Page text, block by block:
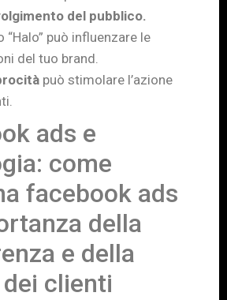
del pubblico.
“Halo” può influenzare le
del tuo brand.
può stimolare l’azione
ads e
come
facebook ads
della
e della
clienti